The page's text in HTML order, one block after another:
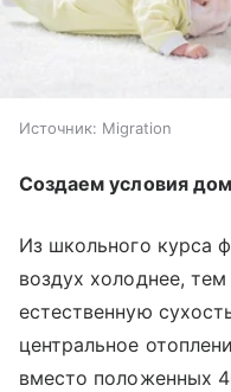
Источник: Migration
Создаем условия
Из школьного курса
воздух холоднее,
естественную
центральное
вместо положенных